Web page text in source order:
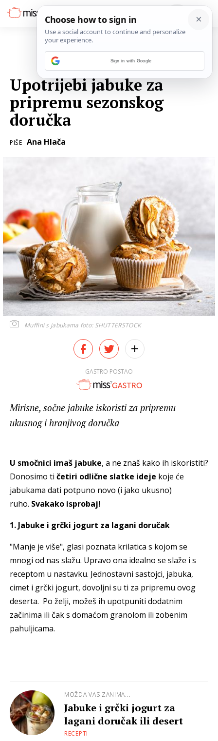
Upotrijebi jabuke za
pripremu sezonskog
doručka
PIŠE Ana Hlača
Muffini s jabukama foto: SHUTTERSTOCK
GASTRO POSTAO
Mirisne, sočne jabuke iskoristi za pripremu
ukusnog i hranjivog doručka
U smočnici imaš jabuke, a ne znaš kako ih iskoristiti?
Donosimo ti četiri odlične slatke ideje koje će
jabukama dati potpuno novo (i jako ukusno)
ruho. Svakako isprobaj!
1. Jabuke i grčki jogurt za lagani doručak
"Manje je više", glasi poznata krilatica s kojom se
mnogi od nas slažu. Upravo ona idealno se slaže i s
receptom u nastavku. Jednostavni sastojci, jabuka,
cimet i grčki jogurt, dovoljni su ti za pripremu ovog
deserta. Po želji, možeš ih upotpuniti dodatnim
začinima ili čak s domaćom granolom ili zobenim
pahuljicama.
MOŽDA VAS ZANIMA...
Jabuke i grčki jogurt za
lagani doručak ili desert
RECEPTI
Sign in with Google